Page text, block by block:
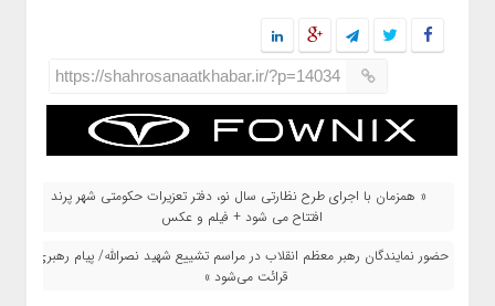
https://shahrosanaatkhabar.ir/?p=14034
« همزمان با اجرای طرح نظارتی سال نو، دفتر تعزیرات حکومتی شهر پرند
افتتاح می شود + فیلم و عکس
حضور نمایندگان رهبر معظم انقلاب در مراسم تشییع شهید نصرالله/ پیام رهبری
قرائت می‌شود »